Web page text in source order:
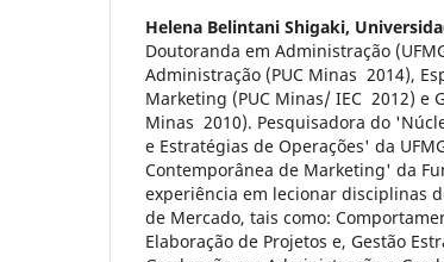
Helena Belintani Shigaki,
Doutoranda em Administração
Administração (PUC Minas ­ 2014),
Marketing (PUC Minas/ IEC ­ 2012) e
Minas ­ 2010). Pesquisadora do
e Estratégias de Operações' da
Contemporânea de Marketing' da
experiência em lecionar disciplinas
de Mercado, tais como:
Elaboração de Projetos e, Gestão